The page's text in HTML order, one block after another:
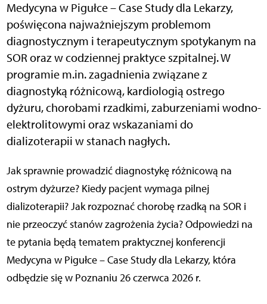
Medycyna w Pigułce – Case Study dla Lekarzy,
poświęcona najważniejszym problemom
diagnostycznym i terapeutycznym spotykanym na
SOR oraz w codziennej praktyce szpitalnej. W
programie m.in. zagadnienia związane z
diagnostyką różnicową, kardiologią ostrego
dyżuru, chorobami rzadkimi, zaburzeniami wodno-
elektrolitowymi oraz wskazaniami do
dializoterapii w stanach nagłych.
Jak sprawnie prowadzić diagnostykę różnicową na
ostrym dyżurze? Kiedy pacjent wymaga pilnej
dializoterapii? Jak rozpoznać chorobę rzadką na SOR i
nie przeoczyć stanów zagrożenia życia? Odpowiedzi na
te pytania będą tematem praktycznej konferencji
Medycyna w Pigułce – Case Study dla Lekarzy, która
odbędzie się w Poznaniu 26 czerwca 2026 r.